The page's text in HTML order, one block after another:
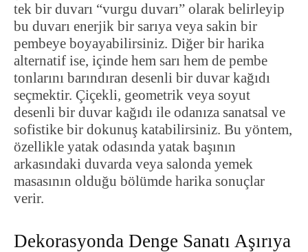
tek bir duvarı “vurgu duvarı” olarak belirleyip
bu duvarı enerjik bir sarıya veya sakin bir
pembeye boyayabilirsiniz. Diğer bir harika
alternatif ise, içinde hem sarı hem de pembe
tonlarını barındıran desenli bir duvar kağıdı
seçmektir. Çiçekli, geometrik veya soyut
desenli bir duvar kağıdı ile odanıza sanatsal ve
sofistike bir dokunuş katabilirsiniz. Bu yöntem,
özellikle yatak odasında yatak başının
arkasındaki duvarda veya salonda yemek
masasının olduğu bölümde harika sonuçlar
verir.
Dekorasyonda Denge Sanatı Aşırıya